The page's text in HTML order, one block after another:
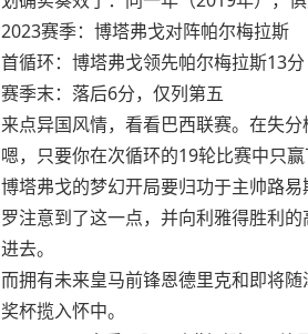
2023赛季：博塔弗戈对阵帕尔梅拉斯
首循环：博塔弗戈领先帕尔梅拉斯13分
赛季末：落后6分，仅列第五
来点异国风情，看看巴西联赛。在失
嗯，只要你在次循环的19轮比赛中只
博塔弗戈的梦幻开局要归功于主帅路
罗注意到了这一点，并向利雅得胜利
进去。
而拥有未来皇马前锋恩德里克和即将
奖杯揽入怀中。